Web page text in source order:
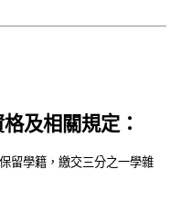
及相關規定：
留學籍，繳交三分之一學雜